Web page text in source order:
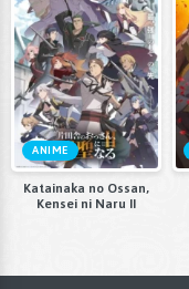
ANIME
Katainaka no Ossan,
Kensei ni Naru II